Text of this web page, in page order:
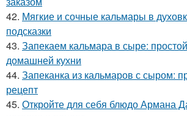
42. Мягкие и сочные кальмары в
подсказки
43. Запекаем кальмара в сыре:
домашней кухни
44. Запеканка из кальмаров с сыром:
рецепт
45. Откройте для себя блюдо Армана